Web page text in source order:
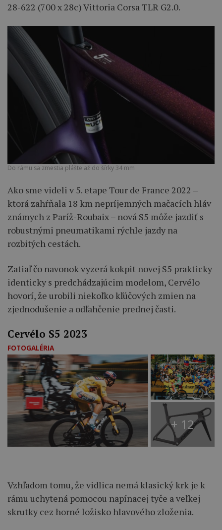
28-622 (700 x 28c) Vittoria Corsa TLR G2.0.
Do rámu sa zmestia plášte až do šírky 34 mm
Ako sme videli v 5. etape Tour de France 2022 –
ktorá zahŕňala 18 km nepríjemných mačacích hláv
známych z Paríž-Roubaix – nová S5 môže jazdiť s
robustnými pneumatikami rýchle jazdy na
rozbitých cestách.
Zatiaľ čo navonok vyzerá kokpit novej S5 prakticky
identicky s predchádzajúcim modelom, Cervélo
hovorí, že urobili niekoľko kľúčových zmien na
zjednodušenie a odľahčenie prednej časti.
Cervélo S5 2023
FOTOGALÉRIA
+ 12
Vzhľadom tomu, že vidlica nemá klasický krk je k
rámu uchytená pomocou napínacej tyče a veľkej
skrutky cez horné ložisko hlavového zloženia.